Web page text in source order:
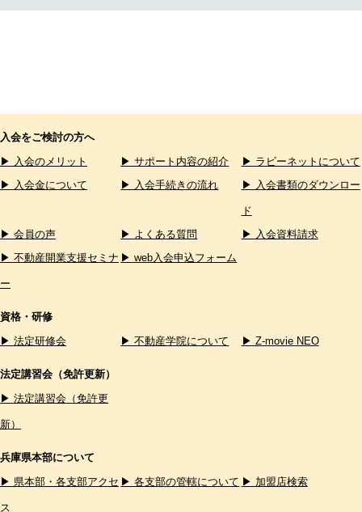
入会をご検討の方へ
▶ 入会のメリット
▶ サポート内容の紹介
▶ ラビーネットについて
▶ 入会金について
▶ 入会手続きの流れ ▶ 入会書類のダウンロー
ド
▶ 会員の声
▶ よくある質問
▶ 入会資料請求
▶ 不動産開業支援セミナ
ー
▶ web入会申込フォーム
資格・研修
▶ 法定研修会
▶ 不動産学院について ▶ Z-movie NEO
法定講習会（免許更新）
▶ 法定講習会（免許更
新）
兵庫県本部について
▶ 県本部・各支部アクセ
ス
▶ 各支部の管轄について ▶ 加盟店検索